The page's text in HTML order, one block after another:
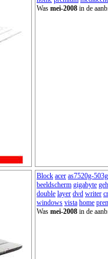
Was mei-2008 in de
Block acer as7520g-
beeldscherm gigabyte
double layer dvd writer
windows vista home
Was mei-2008 in de